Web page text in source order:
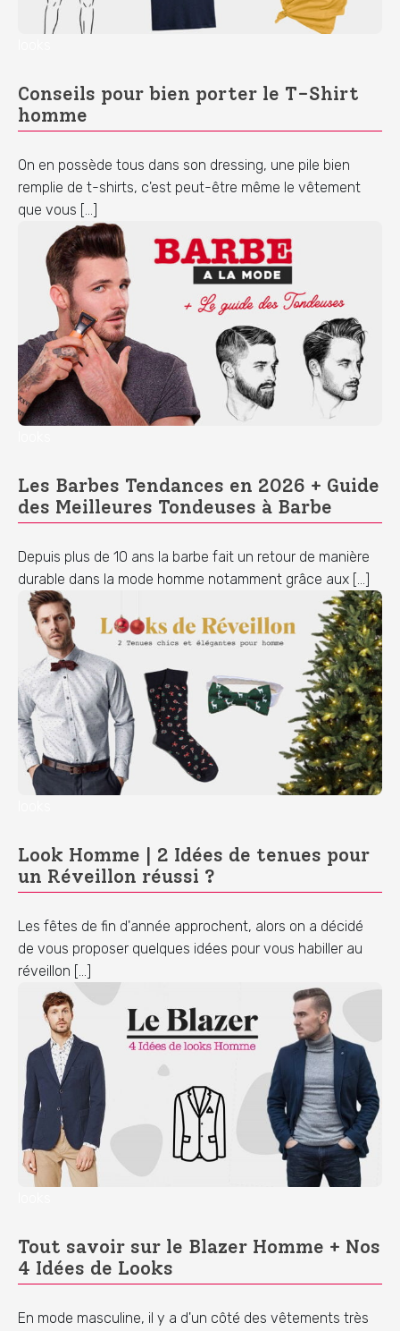
Conseils pour bien porter le T-Shirt
homme
On en possède tous dans son dressing, une pile bien
remplie de t-shirts, c'est peut-être même le vêtement
que vous […]
Les Barbes Tendances en 2026 + Guide
des Meilleures Tondeuses à Barbe
Depuis plus de 10 ans la barbe fait un retour de manière
durable dans la mode homme notamment grâce aux […]
Look Homme | 2 Idées de tenues pour
un Réveillon réussi ?
Les fêtes de fin d'année approchent, alors on a décidé
de vous proposer quelques idées pour vous habiller au
réveillon […]
Tout savoir sur le Blazer Homme + Nos
4 Idées de Looks
En mode masculine, il y a d'un côté des vêtements très